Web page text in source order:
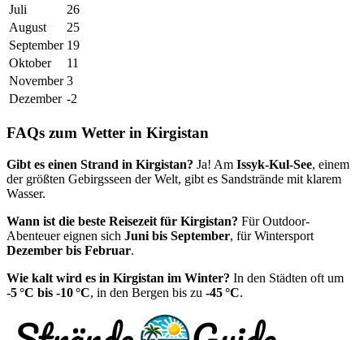
Juli
26
August
25
September 19
Oktober
11
November 3
Dezember -2
FAQs zum Wetter in Kirgistan
Gibt es einen Strand in Kirgistan? Ja! Am Issyk-Kul-See, einem
der größten Gebirgsseen der Welt, gibt es Sandstrände mit klarem
Wasser.
Wann ist die beste Reisezeit für Kirgistan? Für Outdoor-
Abenteuer eignen sich Juni bis September, für Wintersport
Dezember bis Februar.
Wie kalt wird es in Kirgistan im Winter? In den Städten oft um
-5 °C bis -10 °C, in den Bergen bis zu -45 °C.